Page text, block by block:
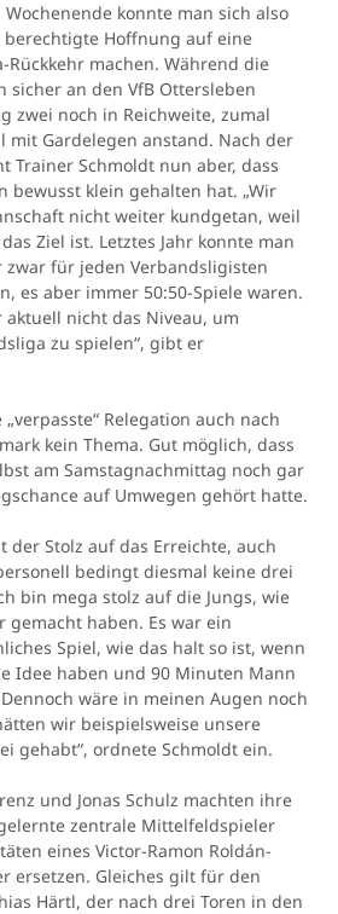
konnte man sich also
Hoffnung auf eine
Rückkehr machen. Während die
sicher an den VfB Ottersleben
zwei noch in Reichweite, zumal
mit Gardelegen anstand. Nach der
Trainer Schmoldt nun aber, dass
bewusst klein gehalten hat. „Wir
nicht weiter kundgetan, weil
Ziel ist. Letztes Jahr konnte man
zwar für jeden Verbandsligisten
es aber immer 50:50-Spiele waren.
aktuell nicht das Niveau, um
zu spielen“, gibt er
Relegation auch nach
kein Thema. Gut möglich, dass
am Samstagnachmittag noch gar
auf Umwegen gehört hatte.
der Stolz auf das Erreichte, auch
bedingt diesmal keine drei
bin mega stolz auf die Jungs, wie
gemacht haben. Es war ein
Spiel, wie das halt so ist, wenn
Idee haben und 90 Minuten Mann
wäre in meinen Augen noch
wir beispielsweise unsere
gehabt“, ordnete Schmoldt ein.
und Jonas Schulz machten ihre
zentrale Mittelfeldspieler
eines Victor-Ramon Roldán-
ersetzen. Gleiches gilt für den
Härtl, der nach drei Toren in den